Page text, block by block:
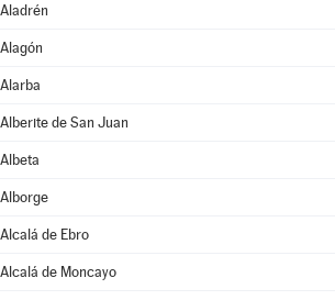
Aladrén
Alagón
Alarba
Alberite de San Juan
Albeta
Alborge
Alcalá de Ebro
Alcalá de Moncayo